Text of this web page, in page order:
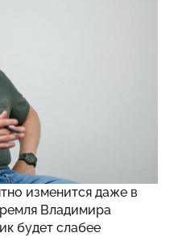
изменится даже в
Владимира
будет слабее